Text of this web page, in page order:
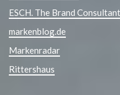
ESCH. The Brand
markenblog.de
Markenradar
Rittershaus